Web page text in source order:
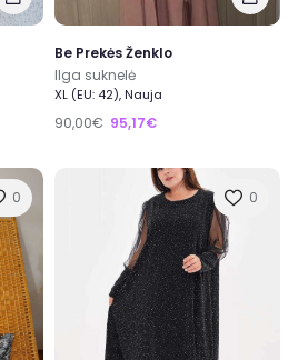
Be Prekės Ženklo
Ilga suknelė
XL (EU: 42), Nauja
90,00€ 95,17€
0 0